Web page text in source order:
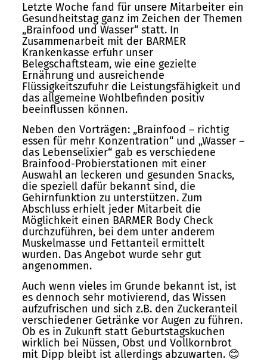
Letzte Woche fand für unsere Mitarbeiter ein
Gesundheitstag ganz im Zeichen der Themen
„Brainfood und Wasser“ statt. In
Zusammenarbeit mit der BARMER
Krankenkasse erfuhr unser
Belegschaftsteam, wie eine gezielte
Ernährung und ausreichende
Flüssigkeitszufuhr die Leistungsfähigkeit und
das allgemeine Wohlbefinden positiv
beeinflussen können.
Neben den Vorträgen: „Brainfood – richtig
essen für mehr Konzentration“ und „Wasser –
das Lebenselixier“ gab es verschiedene
Brainfood-Probierstationen mit einer
Auswahl an leckeren und gesunden Snacks,
die speziell dafür bekannt sind, die
Gehirnfunktion zu unterstützen. Zum
Abschluss erhielt jeder Mitarbeit die
Möglichkeit einen BARMER Body Check
durchzuführen, bei dem unter anderem
Muskelmasse und Fettanteil ermittelt
wurden. Das Angebot wurde sehr gut
angenommen.
Auch wenn vieles im Grunde bekannt ist, ist
es dennoch sehr motivierend, das Wissen
aufzufrischen und sich z.B. den Zuckeranteil
verschiedener Getränke vor Augen zu führen.
Ob es in Zukunft statt Geburtstagskuchen
wirklich bei Nüssen, Obst und Vollkornbrot
mit Dipp bleibt ist allerdings abzuwarten. 😊